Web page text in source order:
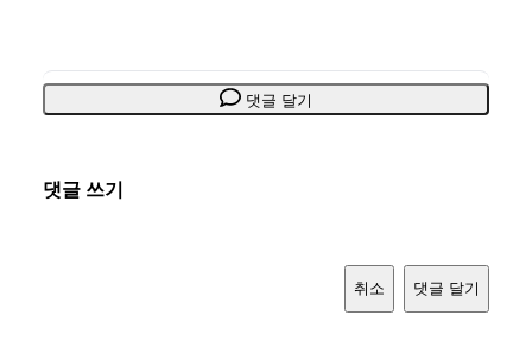
댓글 달기
댓글 쓰기
취소 댓글 달기